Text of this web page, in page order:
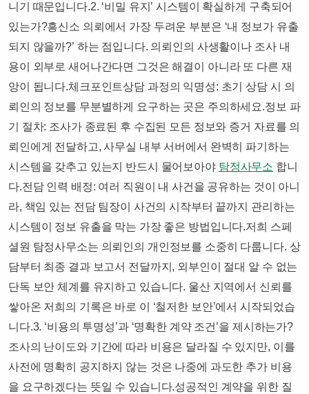
니기 때문입니다.​2. ‘비밀 유지’ 시스템이 확실하게 구축되어
있는가?​흥신소 의뢰에서 가장 두려운 부분은 ‘내 정보가 유출
되지 않을까?’ 하는 점입니다. 의뢰인의 사생활이나 조사 내
용이 외부로 새어나간다면 그것은 해결이 아니라 또 다른 재
앙이 됩니다.​체크포인트​상담 과정의 익명성: 초기 상담 시 의
뢰인의 정보를 무분별하게 요구하는 곳은 주의하세요.​정보 파
기 절차: 조사가 종료된 후 수집된 모든 정보와 증거 자료를 의
뢰인에게 전달하고, 사무실 내부 서버에서 완벽히 파기하는
시스템을 갖추고 있는지 반드시 물어보아야 탐정사무소 합니
다.​전담 인력 배정: 여러 직원이 내 사건을 공유하는 것이 아니
라, 책임 있는 전담 팀장이 사건의 시작부터 끝까지 관리하는
시스템이 정보 유출을 막는 가장 좋은 방법입니다.​저희 스페
셜원 탐정사무소는 의뢰인의 개인정보를 소중히 다룹니다. 상
담부터 최종 결과 보고서 전달까지, 외부인이 절대 알 수 없는
단독 보안 체계를 유지하고 있습니다. 울산 지역에서 신뢰를
쌓아온 저희의 기록은 바로 이 ‘철저한 보안’에서 시작되었습
니다.​3. ‘비용의 투명성’과 ‘명확한 계약 조건’을 제시하는가?​
조사의 난이도와 기간에 따라 비용은 달라질 수 있지만, 이를
사전에 명확히 공지하지 않는 것은 나중에 과도한 추가 비용
을 요구하겠다는 뜻일 수 있습니다.​성공적인 계약을 위한 질